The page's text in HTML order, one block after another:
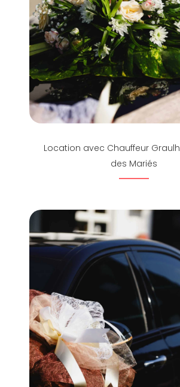
Location avec Chauffeur
des Mariés